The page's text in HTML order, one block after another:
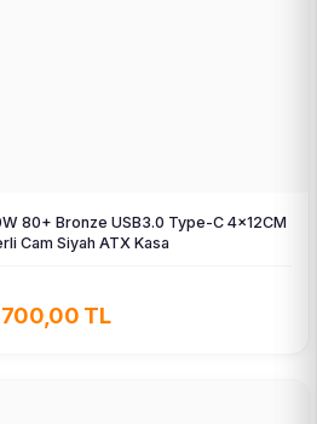
80+ Bronze USB3.0 Type-C 4×12CM
Cam Siyah ATX Kasa
TL